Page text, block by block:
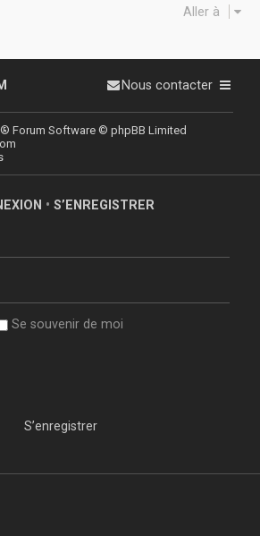
Aller à
Nous contacter
® Forum Software © phpBB Limited
• S’ENREGISTRER
Se souvenir de moi
S’enregistrer